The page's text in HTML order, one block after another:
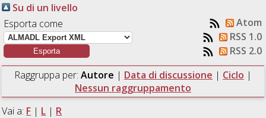
Su di un livello
Esporta come
Atom
RSS 1.0
RSS 2.0
Raggruppa per: Autore | Data di discussione | Ciclo |
Nessun raggruppamento
Vai a: F | L | R